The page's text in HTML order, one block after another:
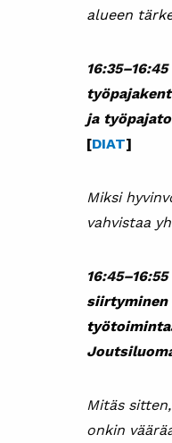
alueen
ja
[DIAT]
Miksi
vahvistaa
16:45–16:55
siirtyminen
Mitäs
onkin